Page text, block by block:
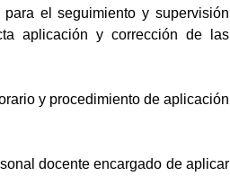
el seguimiento y supervisión
aplicación y corrección de las
y procedimiento de aplicación
docente encargado de aplicar